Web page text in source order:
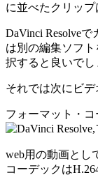
に並べたクリップ
DaVinci Resolve
は別の編集ソフ
択すると良いでし
それでは次にビデ
フォーマット・コ
web用の動画とし
コーデックは